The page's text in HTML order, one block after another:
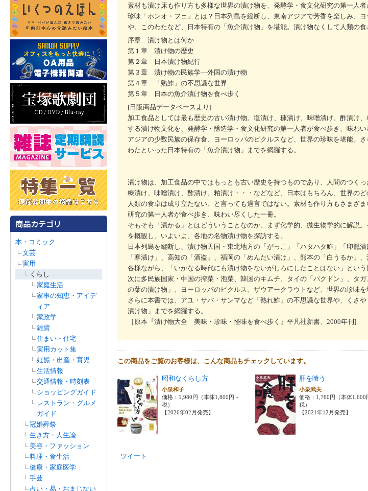
本・コミック
文芸
実用
くらし
家庭生活
家事の知恵・アイデ
ィア
家政学
雑貨
住まい・住宅
実用カット集
妊娠・出産・育児
生活情報
交通情報・時刻表
ショッピングガイド
レストラン・グルメ
ガイド
冠婚葬祭
生き方・人生論
美容・ファッション
料理・食生活
健康・家庭医学
手芸
占い・易・おまじない
素材も漬け床も作り方も多様な世界の漬け物を、発酵学・食文化研究の第一人
珍味「ホンオ・フェ」とは？日本列島を縦断し、東南アジアで芳香を楽しみ、
や、このわたなど、日本特有の「魚介漬け物」を堪能。漬け物なくして人類の食
序章 漬け物とは何か
第１章 漬け物の歴史
第２章 日本漬け物紀行
第３章 漬け物の民族学―外国の漬け物
第４章 「熟鮓」の不思議な世界
第５章 日本の魚介漬け物を食べ歩く
[日販商品データベースより]
加工食品としては最も歴史の古い漬け物。塩漬け、糠漬け、味噌漬け、酢漬け
する漬け物文化を、発酵学・醸造学・食文化研究の第一人者が食べ歩き、味わ
アジアの少数民族の保存食、ヨーロッパのピクルスなど、世界の珍味を堪能。
わたといった日本特有の「魚介漬け物」までを網羅する。
漬け物は、加工食品の中ではもっとも古い歴史を持つものであり、人間のつく
糠漬け、味噌漬け、酢漬け、粕漬け・・・などなど、日本はもちろん、世界の
人類の食卓は成り立たない、と言っても過言ではない。素材も作り方もさまざ
研究の第一人者が食べ歩き、味わい尽くした一冊。
そもそも「漬かる」とはどういうことなのか、まず化学的、微生物学的に解説
を概観し、いよいよ、各地の名物漬け物を探訪する。
日本列島を縦断し、漬け物天国・東北地方の「がっこ」「ハタハタ鮓」「印籠
「寒漬け」、高知の「酒盗」、福岡の「めんたい漬け」、熊本の「白うるか」
各様ながら、「いかなる時代にも漬け物をないがしろにしたことはない」という
次に多民族国家・中国の搾菜・泡菜、韓国のキムチ、タイの「パクドン」、タ
の葉の漬け物」、ヨーロッパのピクルス、ザウアークラウトなど、世界の珍味を
さらに本書では、アユ・サバ・サンマなど「熟れ鮓」の不思議な世界や、くさ
漬け物」までを網羅する。
［原本『漬け物大全 美味・珍味・怪味を食べ歩く』平凡社新書、2000年刊]
この商品をご覧のお客様は、こんな商品もチェックしています。
昭和なくらし方
小泉和子
価格：1,980円（本体1,800円＋
税）
【2026年02月発売】
肝を喰う
小泉武夫
価格：1,760円（本体1,600
税）
【2021年12月発売】
ツイート